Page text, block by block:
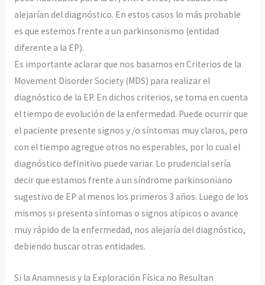
alejarían del diagnóstico. En estos casos lo más probable
es que estemos frente a un parkinsonismo (entidad
diferente a la EP).
Es importante aclarar que nos basamos en Criterios de la
Movement Disorder Society (MDS) para realizar el
diagnóstico de la EP. En dichos criterios, se toma en cuenta
el tiempo de evolución de la enfermedad. Puede ocurrir que
el paciente presente signos y /o síntomas muy claros, pero
con el tiempo agregue otros no esperables, por lo cual el
diagnóstico definitivo puede variar. Lo prudencial sería
decir que estamos frente a un síndrome parkinsoniano
sugestivo de EP al menos los primeros 3 años. Luego de los
mismos si presenta síntomas o signos atípicos o avance
muy rápido de la enfermedad, nos alejaría del diagnóstico,
debiendo buscar otras entidades.
Si la Anamnesis y la Exploración Física no Resultan